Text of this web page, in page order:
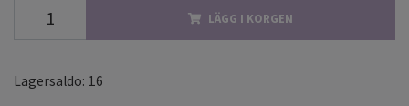
LÄGG I KORGEN
Lagersaldo: 16